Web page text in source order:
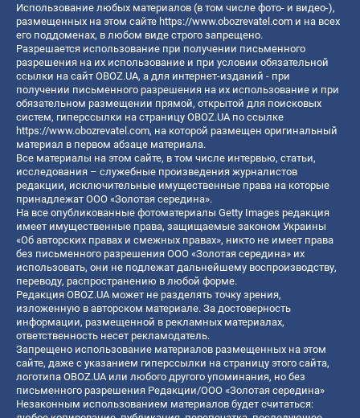
Использование любых материалов (в том числе фото- и видео-),
размещенных на этом сайте https://www.obozrevatel.com и на всех
его поддоменах, в любом виде строго запрещено.
Разрешается использование при получении письменного
разрешения на их использование и при условии обязательной
ссылки на сайт OBOZ.UA, а для интернет-изданий - при
получении письменного разрешения на их использование и при
обязательном размещении прямой, открытой для поисковых
систем, гиперссылки на страницу OBOZ.UA по ссылке
https://www.obozrevatel.com, на которой размещен оригинальный
материал в первом абзаце материала.
Все материалы на этом сайте, в том числе интервью, статьи,
исследования – служебные произведения журналистов
редакции, исключительные имущественные права на которые
принадлежат ООО «Золотая середина».
На все опубликованные фотоматериалы Getty Images редакция
имеет имущественные права, защищаемые законом Украины
«Об авторских правах и смежных правах», никто не имеет права
без письменного разрешения ООО «Золотая середина» их
использовать, они не подлежат дальнейшему воспроизводству,
переводу, распространению в любой форме.
Редакция OBOZ.UA может не разделять точку зрения,
изложенную в авторском материале. За достоверность
информации, размещенной в рекламных материалах,
ответственность несет рекламодатель.
Запрещено использование материалов размещенных на этом
сайте, даже с указанием гиперссылки на страницу этого сайта,
логотипа OBOZ.UA или любого другого упоминания, но без
письменного разрешения Редакции/ООО «Золотая середина»
Незаконным использованием материалов будет считаться: